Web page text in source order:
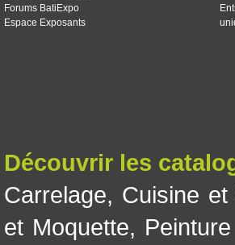
Forums BatiExpo
Espace Exposants
Découvrir les
Carrelage, Cuisine
et Moquette,